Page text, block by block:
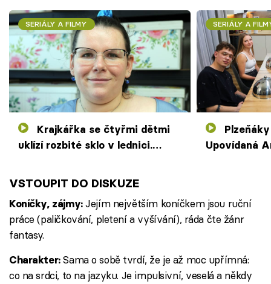
SERIÁLY A FILMY
uklízí rozbité sklo v lednici.
SERIÁLY A
Upovídaná
VSTOUPIT DO DISKUZE
Koníčky, zájmy:Jejím největším koníčkem jsou ruční
práce (paličkování, pletení a vyšívání), ráda čte žánr
fantasy.
Charakter:Sama o sobě tvrdí, že je až moc upřímná:
co na srdci, to na jazyku. Je impulsivní, veselá a někdy